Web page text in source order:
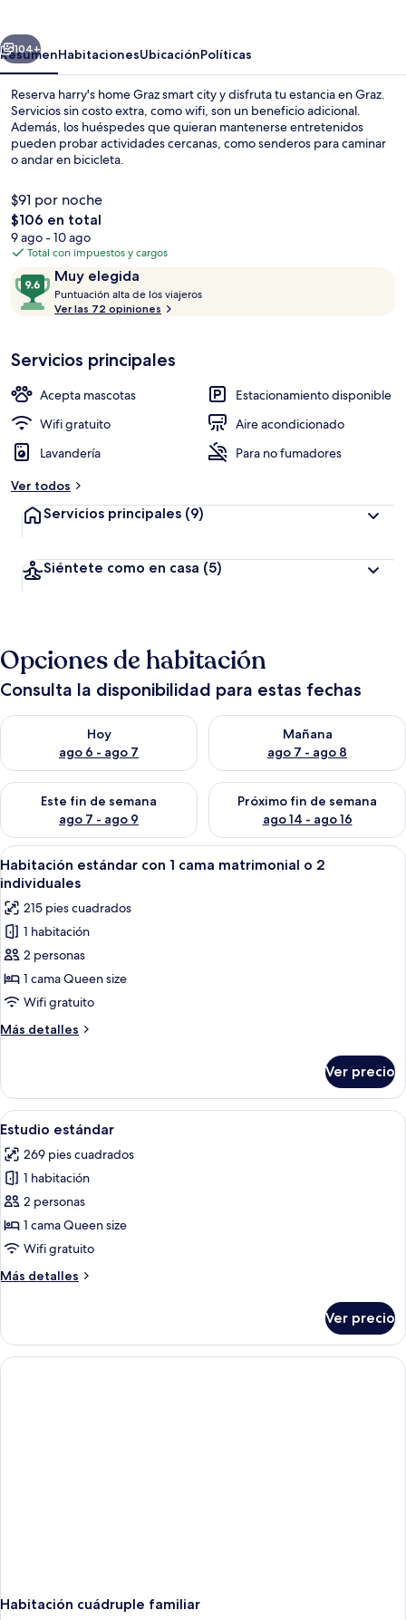
city
Siguiente
104+
ResumenHabitacionesUbicaciónPolíticas
Reserva harry's home Graz smart city y disfruta tu estancia en Graz.
Servicios sin costo extra, como wifi, son un beneficio adicional.
Además, los huéspedes que quieran mantenerse entretenidos
pueden probar actividades cercanas, como senderos para caminar
o andar en bicicleta.
$91 por noche
El
precio
total
de
$106
$106 en total
9 ago - 10 ago
Total con impuestos y cargos
OpinionesMuy elegida
9.6
de
10,
elegida
Puntuación alta de los viajeros
c
ó
t
e
v
i
a
o
Ver las 72 opiniones
Servicios principales
Acepta mascotas
Estacionamiento disponible
Wifi gratuito
Aire acondicionado
Lavandería
Para no fumadores
Ver todos
Servicios principales (9)
Siéntete como en casa (5)
Opciones de habitación
Consulta la disponibilidad para estas fechas
Hoy
ago 6 - ago 7
Consulta la disponibilidad para hoy ago 6 - ago 7
Mañana
ago 7 - ago 8
Consulta la disponibilidad
Este fin de semana
ago 7 - ago 9
Consulta la disponibilidad para este fin de semana ago 7 -
Próximo fin de semana
ago 14 - ago 16
Consulta la disponibilidad
Abrir
todas
las
fotos
de
Habitación
estándar
con
1
cama
o
individuales
Habitación de hotel con dos camas,
2
Habitación estándar con 1 cama matrimonial o 2
individuales
215 pies cuadrados
1 habitación
2 personas
1 cama Queen size
Wifi gratuito
Más detalles
Más
estándar
con
1
matrimonial
o
individuales
Ver precio
Abrir
todas
las
fotos
de
Estudio
estándar
Una habitación de hotel moderna
3
Estudio estándar
269 pies cuadrados
1 habitación
2 personas
1 cama Queen size
Wifi gratuito
Más detalles
Más
estándar
Ver precio
Habitación cuádruple familiar